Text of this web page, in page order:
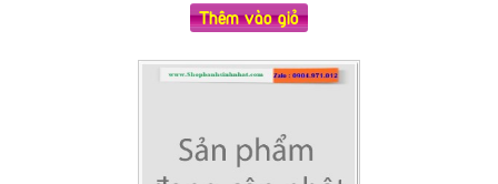
Thêm vào giỏ